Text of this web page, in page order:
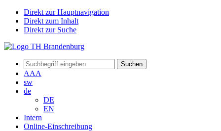
Direkt zur Hauptnavigation
Direkt zum Inhalt
Direkt zur Suche
Suchen
AAA
sw
de
DE
EN
Intern
Online-Einschreibung